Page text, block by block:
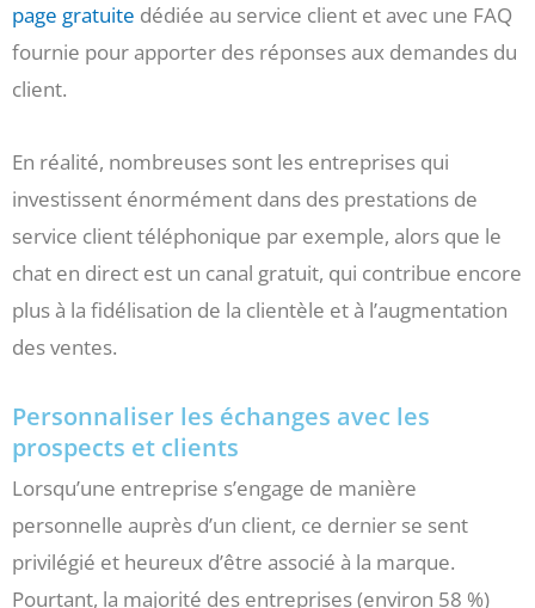
page gratuite dédiée au service client et avec une FAQ
fournie pour apporter des réponses aux demandes du
client.
En réalité, nombreuses sont les entreprises qui
investissent énormément dans des prestations de
service client téléphonique par exemple, alors que le
chat en direct est un canal gratuit, qui contribue encore
plus à la fidélisation de la clientèle et à l’augmentation
des ventes.
Personnaliser les échanges avec les
prospects et clients
Lorsqu’une entreprise s’engage de manière
personnelle auprès d’un client, ce dernier se sent
privilégié et heureux d’être associé à la marque.
Pourtant, la majorité des entreprises (environ 58 %)